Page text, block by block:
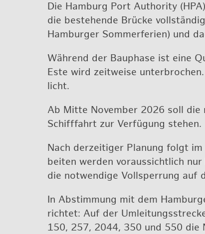
Die Ham­burg Port Aut­ho­ri­ty
die be­ste­hen­de Brü­cke
Ham­bur­ger Som­mer­fe­ri­en) und
Wäh­rend der Bau­pha­se ist eine
Este wird zeit­wei­se
licht.
Ab Mitte No­vem­ber 2026 soll die
Schiff­fahrt zur Ver­fü­gung ste­hen.
Nach der­zei­ti­ger Pla­nung folgt
bei­ten wer­den vor­aus­sicht­lich
die not­wen­di­ge Voll­sper­rung auf
In Ab­stim­mung mit dem
rich­tet: Auf der
150, 257, 2044, 350 und 550 die